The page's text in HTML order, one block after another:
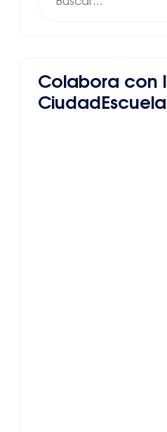
Colabora con